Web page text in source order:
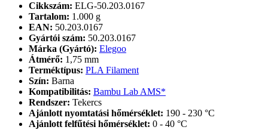
Cikkszám: ELG-50.203.0167
Tartalom: 1.000 g
EAN: 50.203.0167
Gyártói szám: 50.203.0167
Márka (Gyártó): Elegoo
Átmérő: 1,75 mm
Terméktípus: PLA Filament
Szín: Barna
Kompatibilitás: Bambu Lab AMS*
Rendszer: Tekercs
Ajánlott nyomtatási hőmérséklet: 190 - 230 °C
Ajánlott felfűtési hőmérséklet: 0 - 40 °C